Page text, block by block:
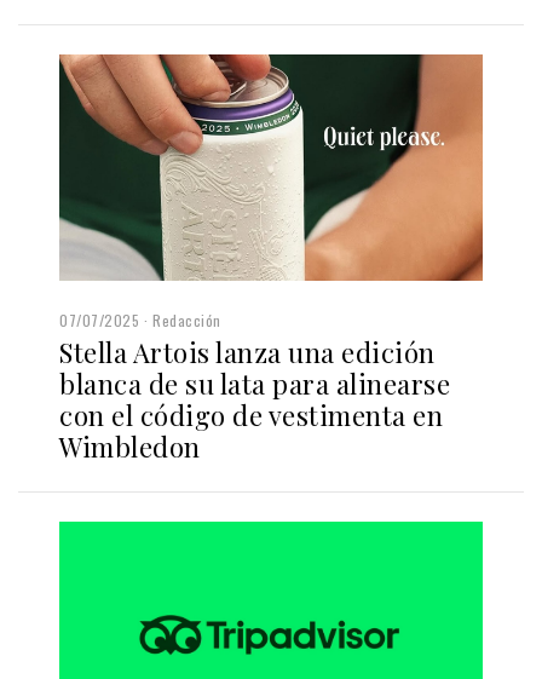
07/07/2025 Redacción
Stella Artois lanza una edición
blanca de su lata para alinearse
con el código de vestimenta en
Wimbledon